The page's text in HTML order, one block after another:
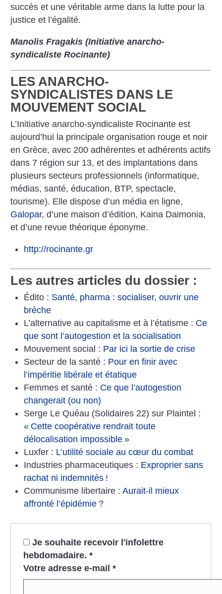
succès et une véritable arme dans la ­lutte pour la
justice et l’égalité.
Manolis Fragakis (Initiative anarcho-
syndicaliste Rocinante)
LES ANARCHO-
SYNDICALISTES DANS LE
MOUVEMENT SOCIAL
L’Initiative anarcho-syndicaliste Rocinante est
aujourd’hui la principale organisation rouge et noir
en Grèce, avec 200 adhérentes et adhérents actifs
dans 7 région sur 13, et des implantations dans
plusieurs secteurs professionnels (informatique,
médias, santé, éducation, BTP, spectacle,
tourisme). Elle dispose d’un média en ligne,
Galopar, d’une maison d’édition, Kaina Daimonia,
et d’une revue théorique éponyme.
http://rocinante.gr
Les autres articles du dossier :
Édito : Santé, pharma : socialiser, ouvrir une
brèche
L’alternative au capitalisme et à l’étatisme : Ce
que sont l’autogestion et la socialisation
Mouvement social : Par ici la sortie de crise
Secteur de la santé : Pour en finir avec
l’impéritie libérale et étatique
Femmes et santé : Ce que l’autogestion
changerait (ou non)
Serge Le Quéau (Solidaires 22) sur Plaintel :
« Cette coopérative rendrait toute
délocalisation impossible »
Luxfer : L’utilité sociale au cœur du combat
Industries pharmaceutiques : Exproprier sans
rachat ni indemnités !
Communisme libertaire : Aurait-il mieux
affronté l’épidémie ?
Je souhaite recevoir l'infolettre
hebdomadaire. *
Votre adresse e-mail *